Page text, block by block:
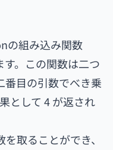
の組み込み関数
。この関数は二つ
番目の引数でべき乗
として 4 が返され
取ることができ、